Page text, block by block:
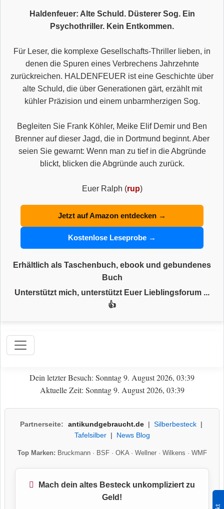
Haldenfeuer: Alte Schuld. Düsterer Sog. Ein
Psychothriller. Kein Entkommen.
Für Leser, die komplexe Gesellschafts-Thriller lieben, in
denen die Spuren eines Verbrechens Jahrzehnte
zurückreichen. HALDENFEUER ist eine Geschichte über
alte Schuld, die über Generationen gärt, erzählt mit
kühler Präzision und einem unbarmherzigen Sog.
Begleiten Sie Frank Köhler, Meike Elif Demir und Ben
Brenner auf dieser Jagd, die in Dortmund beginnt. Aber
seien Sie gewarnt: Wenn man zu tief in die Abgründe
blickt, blicken die Abgründe auch zurück.
Euer Ralph (rup)
Jetzt auf Amazon entdecken →
Kostenlose Leseprobe →
Erhältlich als Taschenbuch, ebook und gebundenes
Buch
Unterstützt mich, unterstützt Euer Lieblingsforum ...
👍
Dein letzter Besuch: Sonntag 9. August 2026, 03:39
Aktuelle Zeit: Sonntag 9. August 2026, 03:39
Partnerseite: antikundgebraucht.de| Silberbesteck|
Tafelsilber| News Blog
Top Marken: Bruckmann· BSF· OKA· Wellner· Wilkens · WMF
Mach dein altes Besteck unkompliziert zu
Geld!